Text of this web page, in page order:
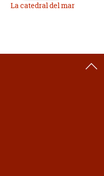
La catedral del mar